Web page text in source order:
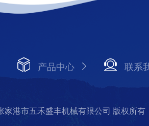
产品中心 联系
家港市五禾盛丰机械有限公司 版权所有